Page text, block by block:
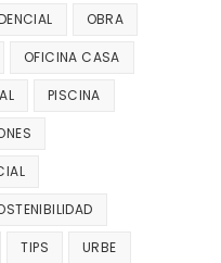
OBRA
OFICINA CASA
PISCINA
TIPS URBE